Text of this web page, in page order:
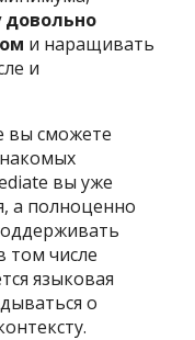
довольно
и наращивать
и
вы сможете
вы уже
а полноценно
том числе
языковая
о